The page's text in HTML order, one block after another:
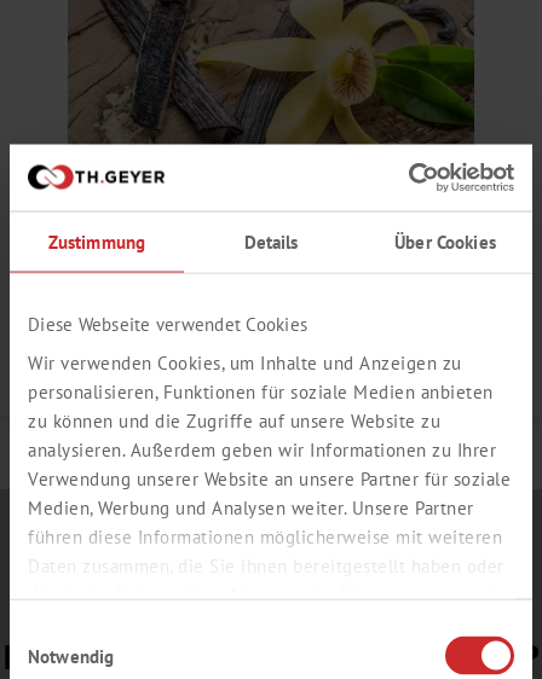
Zustimmung Details Über Cookies
Diese Webseite verwendet Cookies
Wir verwenden Cookies, um Inhalte und Anzeigen zu
personalisieren, Funktionen für soziale Medien anbieten
zu können und die Zugriffe auf unsere Website zu
analysieren. Außerdem geben wir Informationen zu Ihrer
Verwendung unserer Website an unsere Partner für soziale
Medien, Werbung und Analysen weiter. Unsere Partner
führen diese Informationen möglicherweise mit weiteren
Daten zusammen, die Sie ihnen bereitgestellt haben oder
die sie im Rahmen Ihrer Nutzung der Dienste gesammelt
Notwendig
VANILLE AROMA
Produktnummer:
BEREIT FÜR UNSERE E-NEWS ?